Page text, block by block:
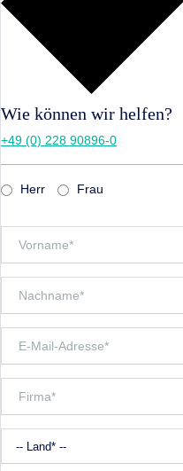
Wie können wir helfen?
+49 (0) 228 90896-0
Herr Frau